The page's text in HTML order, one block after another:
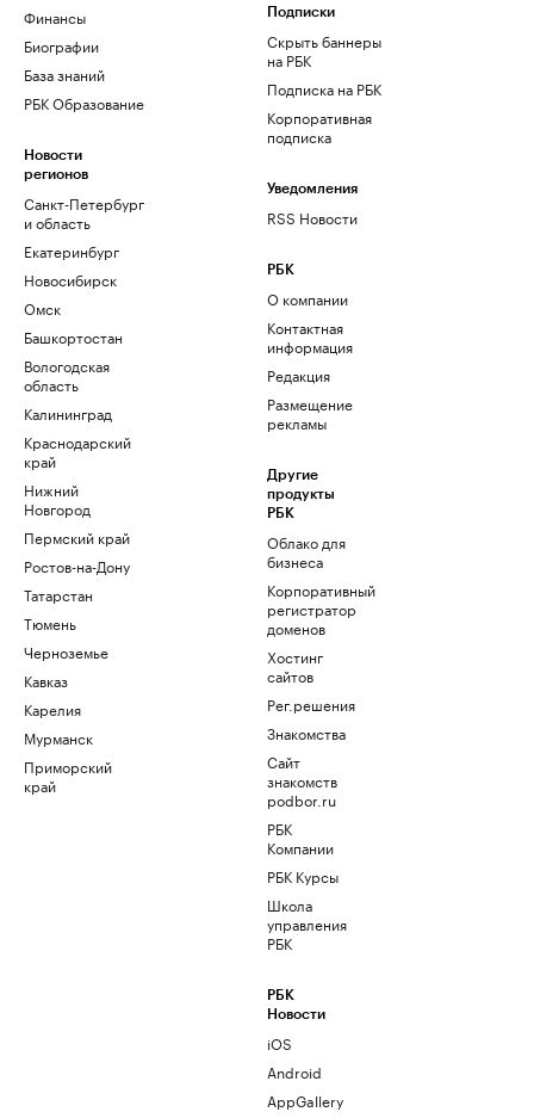
Финансы
Биографии
База знаний
РБК Образование
Новости
регионов
Санкт-Петербург
и область
Екатеринбург
Новосибирск
Омск
Башкортостан
Вологодская
область
Калининград
Краснодарский
край
Нижний
Новгород
Пермский край
Ростов-на-Дону
Татарстан
Тюмень
Черноземье
Кавказ
Карелия
Мурманск
Приморский
край
Подписки
Скрыть баннеры
на РБК
Подписка на РБК
Корпоративная
подписка
Уведомления
RSS Новости
РБК
О компании
Контактная
информация
Редакция
Размещение
рекламы
Другие
продукты
РБК
Облако для
бизнеса
Корпоративный
регистратор
доменов
Хостинг
сайтов
Рег.решения
Знакомства
Сайт
знакомств
podbor.ru
РБК
Компании
РБК Курсы
Школа
управления
РБК
РБК
Новости
iOS
Android
AppGallery